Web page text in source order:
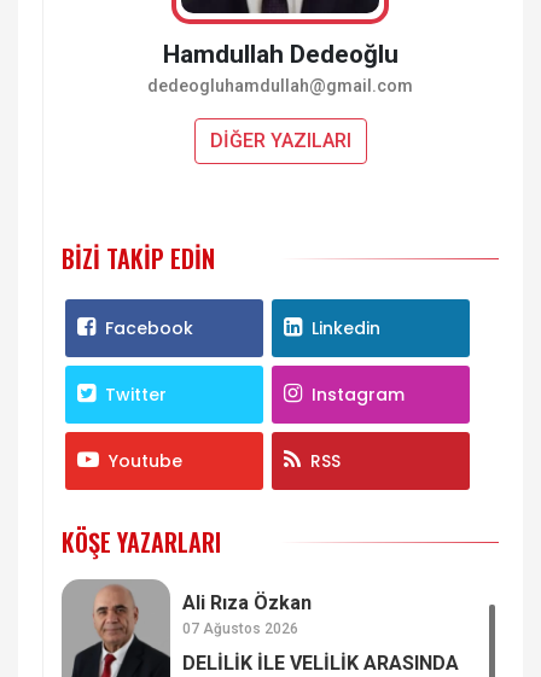
Hamdullah Dedeoğlu
dedeogluhamdullah@gmail.com
DİĞER YAZILARI
BIZI TAKIP EDIN
Facebook Linkedin
Twitter Instagram
Youtube RSS
KÖŞE YAZARLARI
Ali Rıza Özkan
07 Ağustos 2026
DELİLİK İLE VELİLİK ARASINDA